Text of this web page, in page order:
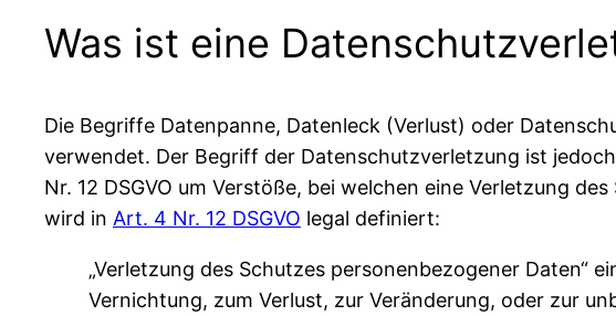
Was ist eine
Die Begriffe Datenpanne, Datenleck (Verlust) oder
verwendet. Der Begriff der Datenschutzverletzung ist
Nr. 12 DSGVO um Verstöße, bei welchen eine Verletzung
wird in Art. 4 Nr. 12 DSGVO legal definiert:
„Verletzung des Schutzes personenbezogener Daten“
Vernichtung, zum Verlust, zur Veränderung, oder zur